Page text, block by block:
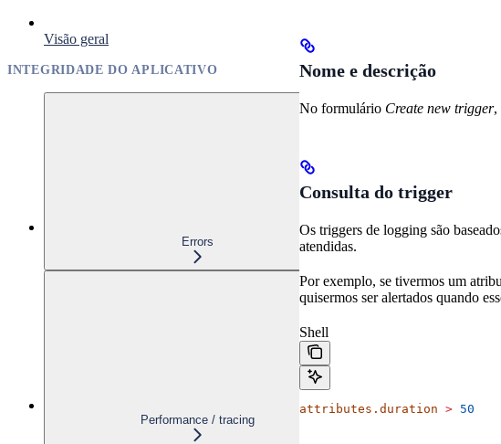
Visão geral
INTEGRIDADE DO APLICATIVO
Errors
Performance / tracing
Nome e descrição
No formulário Create new trigger,
Consulta do trigger
Os triggers de logging são
atendidas.
Por exemplo, se tivermos um
quisermos ser alertados quando
Shell
attributes.duration > 50